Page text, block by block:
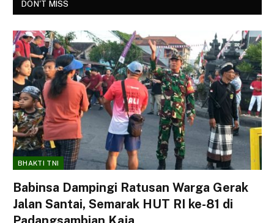
DON'T MISS
BHAKTI TNI
Babinsa Dampingi Ratusan Warga Gerak
Jalan Santai, Semarak HUT RI ke-81 di